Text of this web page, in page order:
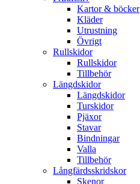
Kartor & böcker
Kläder
Utrustning
Övrigt
Rullskidor
Rullskidor
Tillbehör
Längdskidor
Längdskidor
Turskidor
Pjäxor
Stavar
Bindningar
Valla
Tillbehör
Långfärdsskridskor
Skenor